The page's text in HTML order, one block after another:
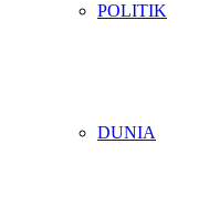
POLITIK
DUNIA